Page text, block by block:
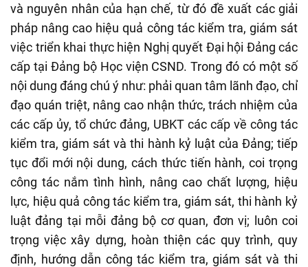
và nguyên nhân của hạn chế, từ đó đề xuất các giải
pháp nâng cao hiệu quả công tác kiểm tra, giám sát
việc triển khai thực hiện Nghị quyết Đại hội Đảng các
cấp tại Đảng bộ Học viện CSND. Trong đó có một số
nội dung đáng chú ý như: phải quan tâm lãnh đạo, chỉ
đạo quán triệt, nâng cao nhận thức, trách nhiệm của
các cấp ủy, tổ chức đảng, UBKT các cấp về công tác
kiểm tra, giám sát và thi hành kỷ luật của Đảng; tiếp
tục đổi mới nội dung, cách thức tiến hành, coi trọng
công tác nắm tình hình, nâng cao chất lượng, hiệu
lực, hiệu quả công tác kiểm tra, giám sát, thi hành kỷ
luật đảng tại mỗi đảng bộ cơ quan, đơn vị; luôn coi
trọng việc xây dựng, hoàn thiện các quy trình, quy
định, hướng dẫn công tác kiểm tra, giám sát và thi